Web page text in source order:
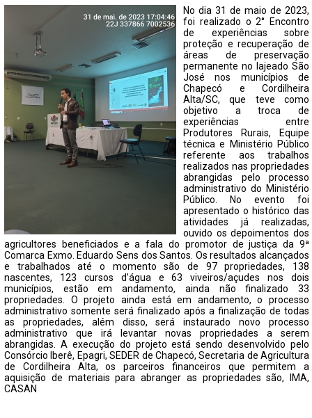
Informativos e Relatórios
Notícias
Contato
FECHAR PEDIDO
No dia 31 de maio de 2023,
foi realizado o 2° Encontro
de experiências sobre
proteção e recuperação de
áreas de preservação
permanente no lajeado São
José nos municípios de
Chapecó e Cordilheira
Alta/SC, que teve como
objetivo a troca de
experiências entre
Produtores Rurais, Equipe
técnica e Ministério Público
referente aos trabalhos
realizados nas propriedades
abrangidas pelo processo
administrativo do Ministério
Público. No evento foi
apresentado o histórico das
atividades já realizadas,
ouvido os depoimentos dos
agricultores beneficiados e a fala do promotor de justiça da 9ª
Comarca Exmo. Eduardo Sens dos Santos. Os resultados alcançados
e trabalhados até o momento são de 97 propriedades, 138
nascentes, 123 cursos d’água e 63 viveiros/açudes nos dois
municípios, estão em andamento, ainda não finalizado 33
propriedades. O projeto ainda está em andamento, o processo
administrativo somente será finalizado após a finalização de todas
as propriedades, além disso, será instaurado novo processo
administrativo que irá levantar novas propriedades a serem
abrangidas. A execução do projeto está sendo desenvolvido pelo
Consórcio Iberê, Epagri, SEDER de Chapecó, Secretaria de Agricultura
de Cordilheira Alta, os parceiros financeiros que permitem a
aquisição de materiais para abranger as propriedades são, IMA,
CASAN